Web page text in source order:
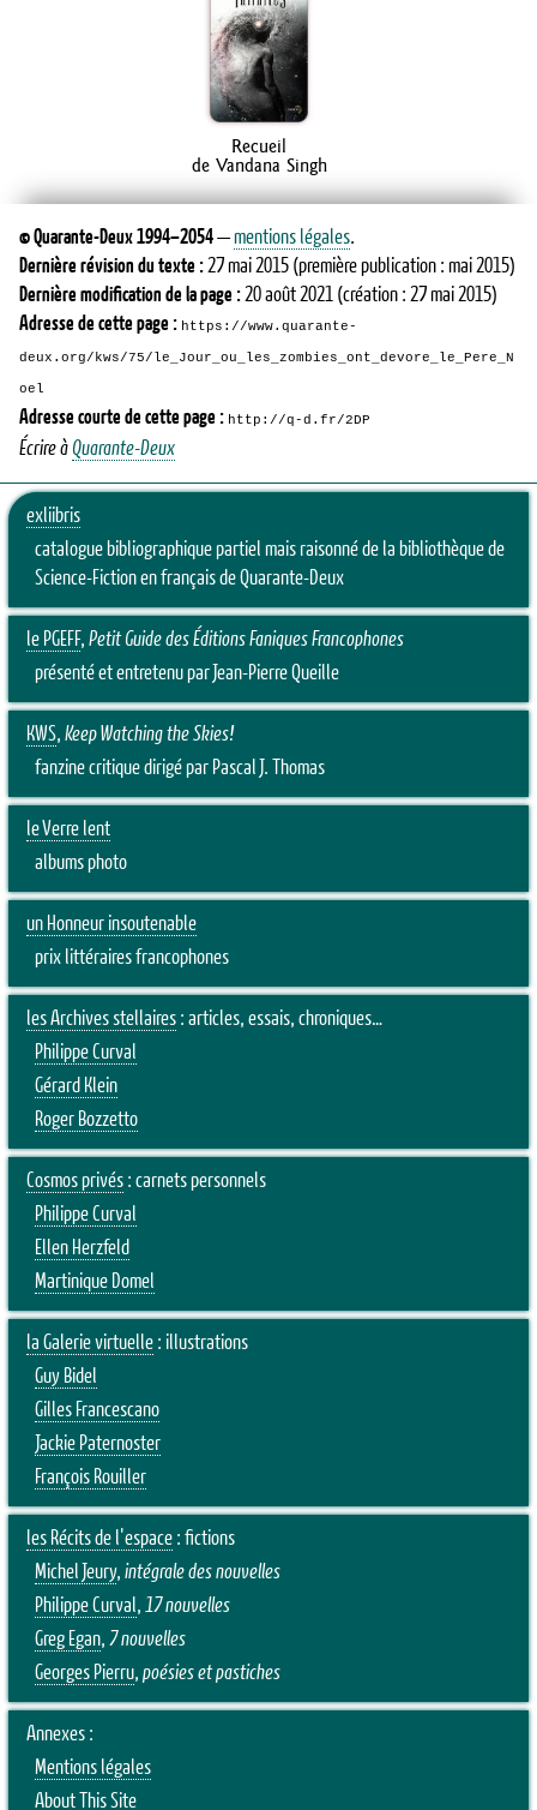
Recueil
de Vandana Singh
©Quarante-Deux1994–2054—mentions légales.
Dernière révision du texte :27 mai 2015 (première publication : mai 2015)
Dernière modification de la page :20 août 2021 (création : 27 mai 2015)
Adresse de cette page : https://www.quarante-
deux.org/kws/75/le_Jour_ou_les_zombies_ont_devore_le_Pere_N
oel
Adresse courte de cette page : http://q-d.fr/2DP
Écrire à Quarante-Deux
exliibris
catalogue bibliographique partiel mais raisonné de la bibliothèque de
Science-Fiction en français de Quarante-Deux
le PGEFF, Petit Guide des Éditions Faniques Francophones
présenté et entretenu par Jean-Pierre Queille
KWS, Keep Watching the Skies!
fanzine critique dirigé par Pascal J. Thomas
le Verre lent
albums photo
un Honneur insoutenable
prix littéraires francophones
les Archives stellaires : articles, essais, chroniques…
Philippe Curval
Gérard Klein
Roger Bozzetto
Cosmos privés : carnets personnels
Philippe Curval
Ellen Herzfeld
Martinique Domel
la Galerie virtuelle : illustrations
Guy Bidel
Gilles Francescano
Jackie Paternoster
François Rouiller
les Récits de l'espace : fictions
Michel Jeury, intégrale des nouvelles
Philippe Curval, 17 nouvelles
Greg Egan, 7 nouvelles
Georges Pierru, poésies et pastiches
Annexes :
Mentions légales
About This Site